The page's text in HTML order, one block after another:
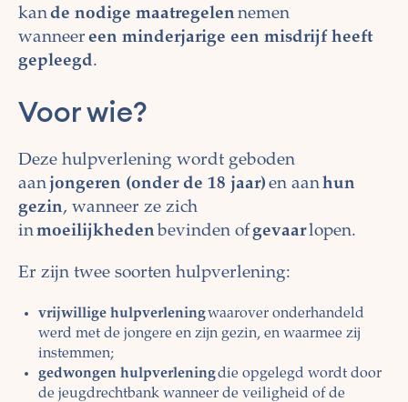
kande nodige maatregelen nemen
wanneer een minderjarige een misdrijf heeft
gepleegd.
Voor wie?
Deze hulpverlening wordt geboden
aanjongeren (onder de 18 jaar) en aanhun
gezin, wanneer ze zich
inmoeilijkheden bevinden of gevaarlopen.
Er zijn twee soorten hulpverlening:
vrijwillige hulpverleningwaarover onderhandeld
werd met de jongere en zijn gezin, en waarmee zij
instemmen;
gedwongen hulpverleningdie opgelegd wordt door
de jeugdrechtbank wanneer de veiligheid of de